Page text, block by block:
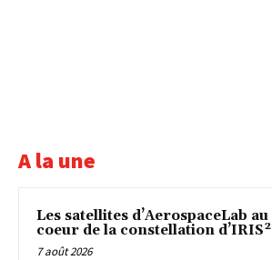
A la une
Les satellites d’AerospaceLab au
coeur de la constellation d’IRIS²
7 août 2026